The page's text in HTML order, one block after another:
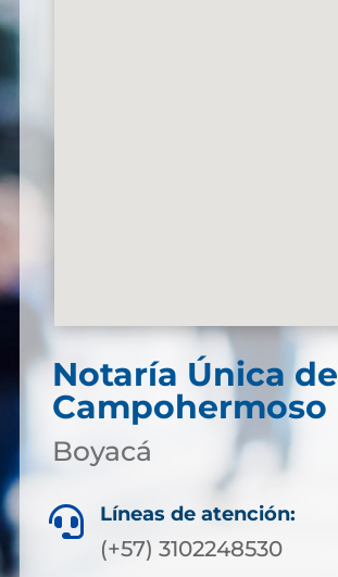
Notaría Única de
Campohermoso
Boyacá
 Líneas de atención:
(+57) 3102248530